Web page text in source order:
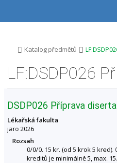
e
e
e
e
>Katalog předmětů >
LF:DSDP026
DSDP026 Příprava
Lékařská fakulta
jaro 2026
Rozsah
0/0/0. 15 kr. (od 5 krok 5 kred).
kreditů je minimálně 5, max.